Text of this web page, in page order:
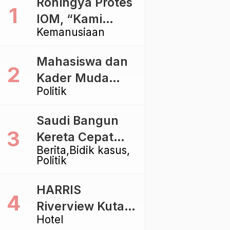
Kemanusiaan
IOM, “Kami
dibiarkan Mati
Politik
Mahasiswa dan
Kader Muda
Ramaikan Forum
Golkar di
Singaraja
Berita Bidik kasus
Politik
Saudi Bangun
Kereta Cepat
Rp112 Triliun,
Proyek Rp116
Triliun yang
Baru Sampai
Hotel
HARRIS
Riverview Kuta
Bali Tawarkan